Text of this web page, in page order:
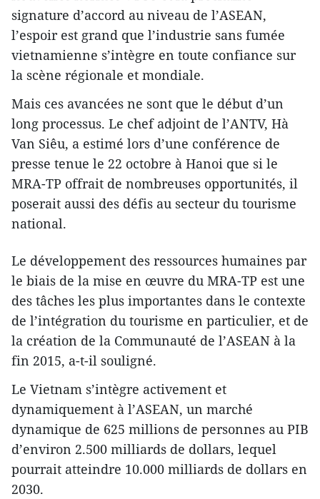
signature d’accord au niveau de l’ASEAN,
l’espoir est grand que l’industrie sans fumée
vietnamienne s’intègre en toute confiance sur
la scène régionale et mondiale.
Mais ces avancées ne sont que le début d’un
long processus. Le chef adjoint de l’ANTV, Hà
Van Siêu, a estimé lors d’une conférence de
presse tenue le 22 octobre à Hanoi que si le
MRA-TP offrait de nombreuses opportunités, il
poserait aussi des défis au secteur du tourisme
national.
Le développement des ressources humaines par
le biais de la mise en œuvre du MRA-TP est une
des tâches les plus importantes dans le contexte
de l’intégration du tourisme en particulier, et de
la création de la Communauté de l’ASEAN à la
fin 2015, a-t-il souligné.
Le Vietnam s’intègre activement et
dynamiquement à l’ASEAN, un marché
dynamique de 625 millions de personnes au PIB
d’environ 2.500 milliards de dollars, lequel
pourrait atteindre 10.000 milliards de dollars en
2030.